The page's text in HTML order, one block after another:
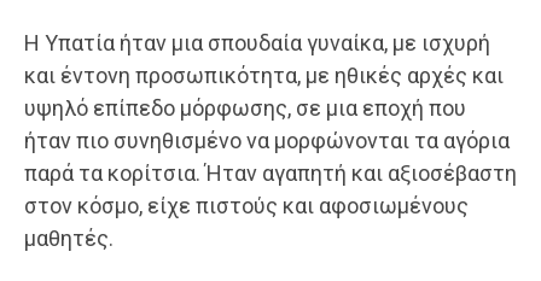
Η Υπατία ήταν μια σπουδαία γυναίκα, με ισχυρή
και έντονη προσωπικότητα, με ηθικές αρχές και
υψηλό επίπεδο μόρφωσης, σε μια εποχή που
ήταν πιο συνηθισμένο να μορφώνονται τα αγόρια
παρά τα κορίτσια. Ήταν αγαπητή και αξιοσέβαστη
στον κόσμο, είχε πιστούς και αφοσιωμένους
μαθητές.